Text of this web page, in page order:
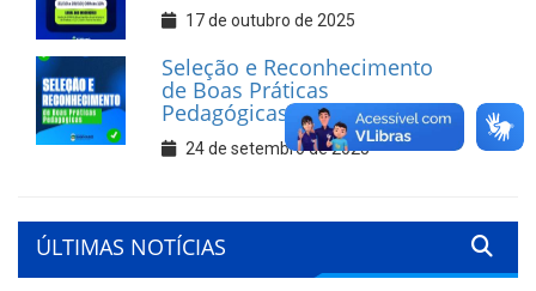
17 de outubro de 2025
Seleção e Reconhecimento
de Boas Práticas
Pedagógicas
24 de setembro de 2025
ÚLTIMAS NOTÍCIAS